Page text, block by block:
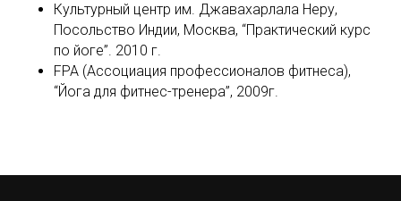
Культурный центр им. Джавахарлала Неру,
Посольство Индии, Москва, “Практический курс
по йоге”. 2010 г.
FPA (Ассоциация профессионалов фитнеса),
“Йога для фитнес-тренера”, 2009г.